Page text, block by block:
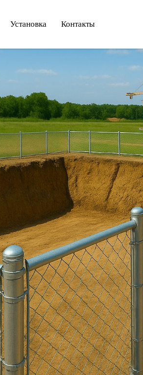
Установка Контакты